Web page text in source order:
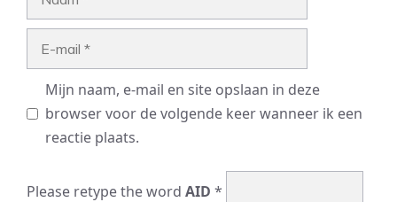
Mijn naam, e-mail en site opslaan in deze
browser voor de volgende keer wanneer ik een
reactie plaats.
Please retype the word AID *